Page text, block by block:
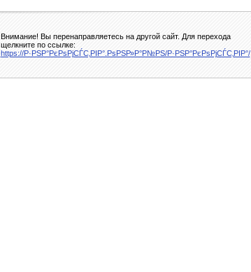
Внимание! Вы перенаправляетесь на другой сайт. Для перехода
щелкните по ссылке:
https://Р·РЅР°РєРѕРјСЃС‚РІР°.РѕРЅР»Р°Р№РЅ/Р·РЅР°РєРѕРјСЃС‚РІР°/